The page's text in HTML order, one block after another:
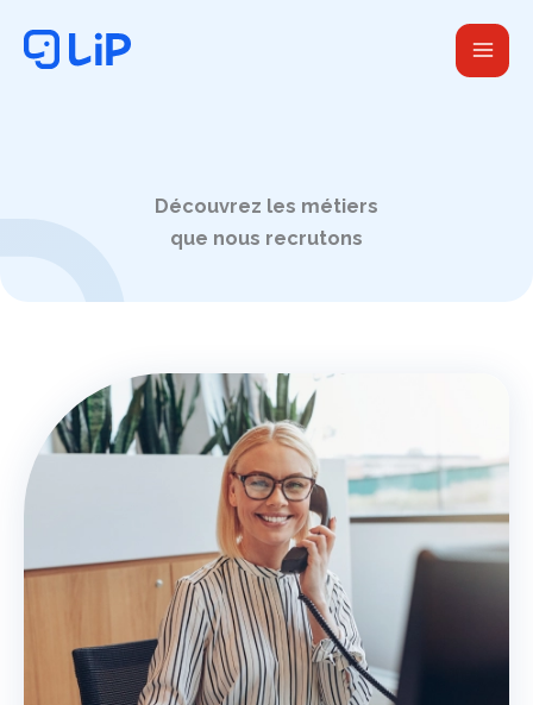
Découvrez les métiers
que nous recrutons